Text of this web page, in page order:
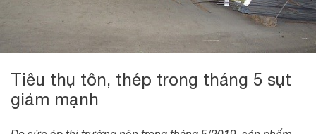
Tiêu thụ tôn, thép trong tháng 5 sụt
giảm mạnh